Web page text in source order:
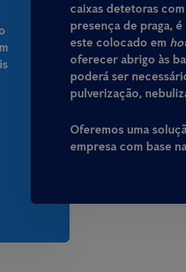
caixas detetoras
presença de praga,
este colocado em
oferecer abrigo às
poderá ser
pulverização,
Oferemos uma
empresa com base